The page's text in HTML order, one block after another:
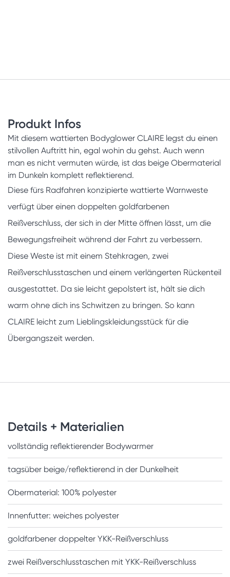
Produkt Infos
Mit diesem wattierten Bodyglower CLAIRE legst du einen
stilvollen Auftritt hin, egal wohin du gehst. Auch wenn
man es nicht vermuten würde, ist das beige Obermaterial
im Dunkeln komplett reflektierend.
Diese fürs Radfahren konzipierte wattierte Warnweste
verfügt über einen doppelten goldfarbenen
Reißverschluss, der sich in der Mitte öffnen lässt, um die
Bewegungsfreiheit während der Fahrt zu verbessern.
Diese Weste ist mit einem Stehkragen, zwei
Reißverschlusstaschen und einem verlängerten Rückenteil
ausgestattet. Da sie leicht gepolstert ist, hält sie dich
warm ohne dich ins Schwitzen zu bringen. So kann
CLAIRE leicht zum Lieblingskleidungsstück für die
Übergangszeit werden.
Details + Materialien
vollständig reflektierender Bodywarmer
tagsüber beige/reflektierend in der Dunkelheit
Obermaterial: 100% polyester
Innenfutter: weiches polyester
goldfarbener doppelter YKK-Reißverschluss
zwei Reißverschlusstaschen mit YKK-Reißverschluss